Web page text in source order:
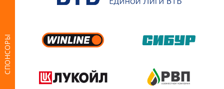
СПОНСОРЫ